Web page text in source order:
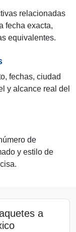
relacionadas
fecha exacta,
equivalentes.
fechas, ciudad
y alcance real del
de
y estilo de
a